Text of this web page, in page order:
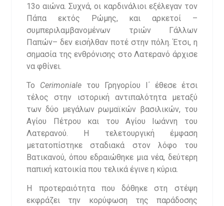
13ο αιώνα. Συχνά, οι καρδινάλιοι εξέλεγαν τον
Πάπα εκτός Ρώμης, και αρκετοί –
συμπεριλαμβανομένων τριών Γάλλων
Παπών– δεν εισήλθαν ποτέ στην πόλη. Έτσι, η
σημασία της ενθρόνισης στο Λατερανό άρχισε
να φθίνει.
Το Cerimoniale του Γρηγορίου Ι΄ έθεσε έτσι
τέλος στην ιστορική αντιπαλότητα μεταξύ
των δύο μεγάλων ρωμαϊκών βασιλικών, του
Αγίου Πέτρου και του Αγίου Ιωάννη του
Λατερανού. Η τελετουργική έμφαση
μετατοπίστηκε σταδιακά στον λόφο του
Βατικανού, όπου εδραιώθηκε μια νέα, δεύτερη
παπική κατοικία που τελικά έγινε η κύρια.
Η προτεραιότητα που δόθηκε στη στέψη
εκφράζει την κορύφωση της παράδοσης